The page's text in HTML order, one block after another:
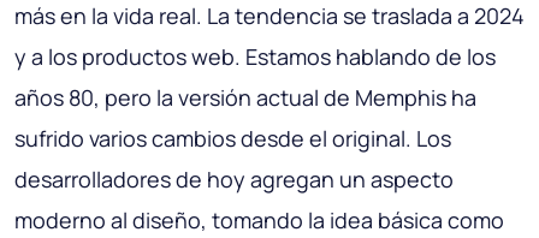
más en la vida real. La tendencia se traslada a 2024
y a los productos web. Estamos hablando de los
años 80, pero la versión actual de Memphis ha
sufrido varios cambios desde el original. Los
desarrolladores de hoy agregan un aspecto
moderno al diseño, tomando la idea básica como